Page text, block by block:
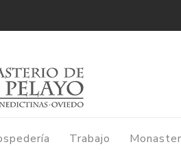
Trabajo